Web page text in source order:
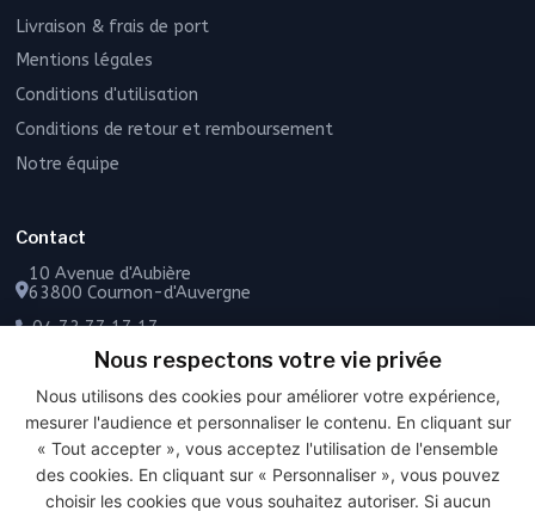
Livraison & frais de port
Mentions légales
Conditions d'utilisation
Conditions de retour et remboursement
Notre équipe
Contact
10 Avenue d'Aubière
63800 Cournon-d'Auvergne
04 73 77 17 17
06 49 55 43 72
Contactez-nous
Nous respectons votre vie privée
Nous utilisons des cookies pour améliorer votre expérience,
mesurer l'audience et personnaliser le contenu. En cliquant sur
« Tout accepter », vous acceptez l'utilisation de l'ensemble
des cookies. En cliquant sur « Personnaliser », vous pouvez
choisir les cookies que vous souhaitez autoriser. Si aucun